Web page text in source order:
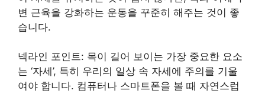
변 근육을 강화하는 운동을 꾸준히 해주는 것이 좋
습니다.
넥라인 포인트: 목이 길어 보이는 가장 중요한 요소
는 ‘자세’, 특히 우리의 일상 속 자세에 주의를 기울
여야 합니다. 컴퓨터나 스마트폰을 볼 때 자연스럽